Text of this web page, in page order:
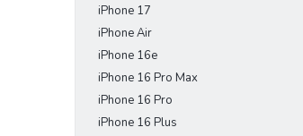
iPhone 17
iPhone Air
iPhone 16e
iPhone 16 Pro Max
iPhone 16 Pro
iPhone 16 Plus